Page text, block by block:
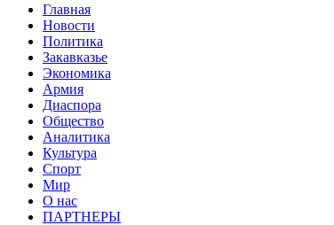
Главная
Новости
Политика
Закавказье
Экономика
Армия
Диаспора
Общество
Аналитика
Культура
Спорт
Мир
О нас
ПАРТНЕРЫ